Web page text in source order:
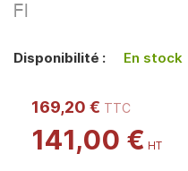
of
images
gallery
FI
Disponibilité : En stock
169,20 €
141,00 €